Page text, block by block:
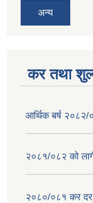
अन्य
कर तथा
आर्थिक बर्ष २०८२/
२०८१/०८२ को
२०८०/०८१ कर